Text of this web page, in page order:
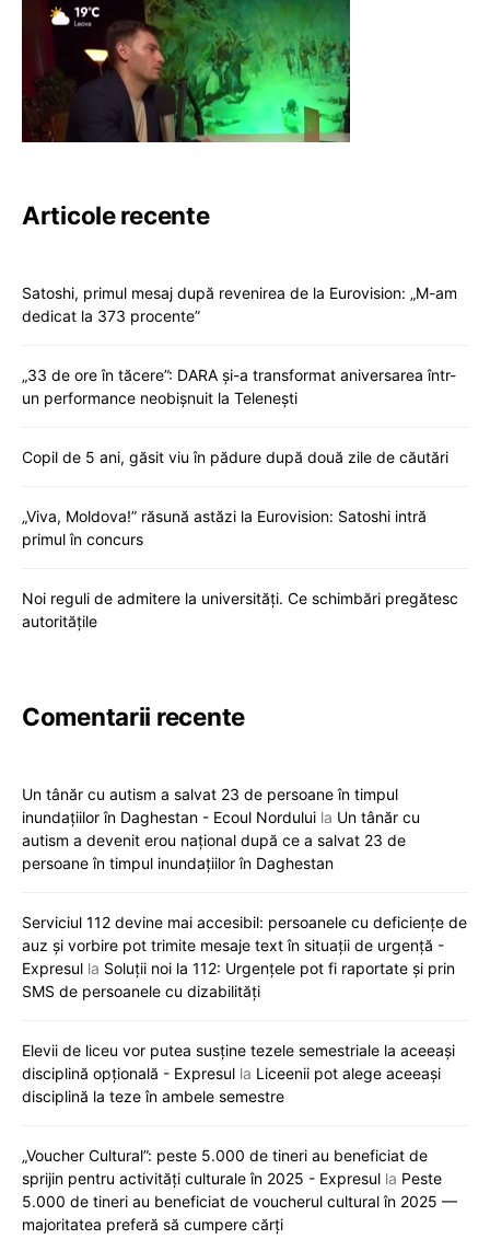
Articole recente
Satoshi, primul mesaj după revenirea de la Eurovision: „M-am
dedicat la 373 procente”
„33 de ore în tăcere”: DARA și-a transformat aniversarea într-
un performance neobișnuit la Telenești
Copil de 5 ani, găsit viu în pădure după două zile de căutări
„Viva, Moldova!” răsună astăzi la Eurovision: Satoshi intră
primul în concurs
Noi reguli de admitere la universități. Ce schimbări pregătesc
autoritățile
Comentarii recente
Un tânăr cu autism a salvat 23 de persoane în timpul
inundațiilor în Daghestan - Ecoul Nordului la Un tânăr cu
autism a devenit erou național după ce a salvat 23 de
persoane în timpul inundațiilor în Daghestan
Serviciul 112 devine mai accesibil: persoanele cu deficiențe de
auz și vorbire pot trimite mesaje text în situații de urgență -
Expresul la Soluții noi la 112: Urgențele pot fi raportate și prin
SMS de persoanele cu dizabilități
Elevii de liceu vor putea susține tezele semestriale la aceeași
disciplină opțională - Expresul la Liceenii pot alege aceeași
disciplină la teze în ambele semestre
„Voucher Cultural”: peste 5.000 de tineri au beneficiat de
sprijin pentru activități culturale în 2025 - Expresul la Peste
5.000 de tineri au beneficiat de voucherul cultural în 2025 —
majoritatea preferă să cumpere cărți